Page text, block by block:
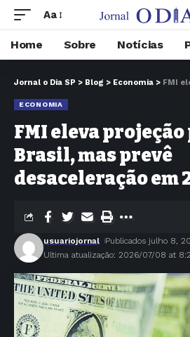
Aa
Home Sobre Notícias
Jornal o Dia SP > Blog > Economia > FMI eleva
ECONOMIA
FMI eleva projeção
Brasil, mas prevê
desaceleração em
Ultima atualização: 2026/07/08 at
usuariojornal Publicados julho 8,